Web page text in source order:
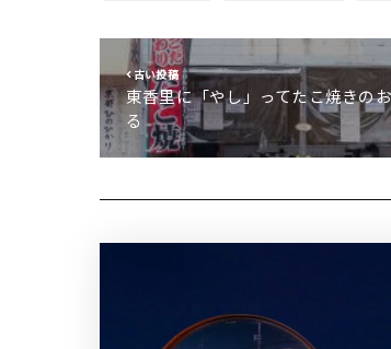
古い投稿
東香里に「やし」ってたこ焼きの
る